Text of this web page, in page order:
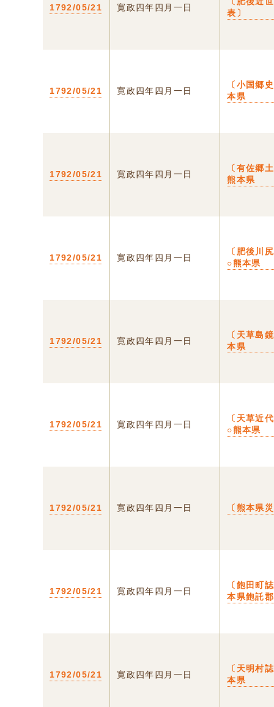
1792/05/21 寛政四年四月一日
表〕
1792/05/21 寛政四年四月一日
〔小国郷
本県
1792/05/21 寛政四年四月一日
〔有佐郷
熊本県
1792/05/21 寛政四年四月一日
〔肥後川
○熊本県
1792/05/21 寛政四年四月一日
〔天草島
本県
1792/05/21 寛政四年四月一日
〔天草近
○熊本県
1792/05/21 寛政四年四月一日 〔熊本県
1792/05/21 寛政四年四月一日
〔飽田町
本県飽託郡
1792/05/21 寛政四年四月一日
〔天明村
本県